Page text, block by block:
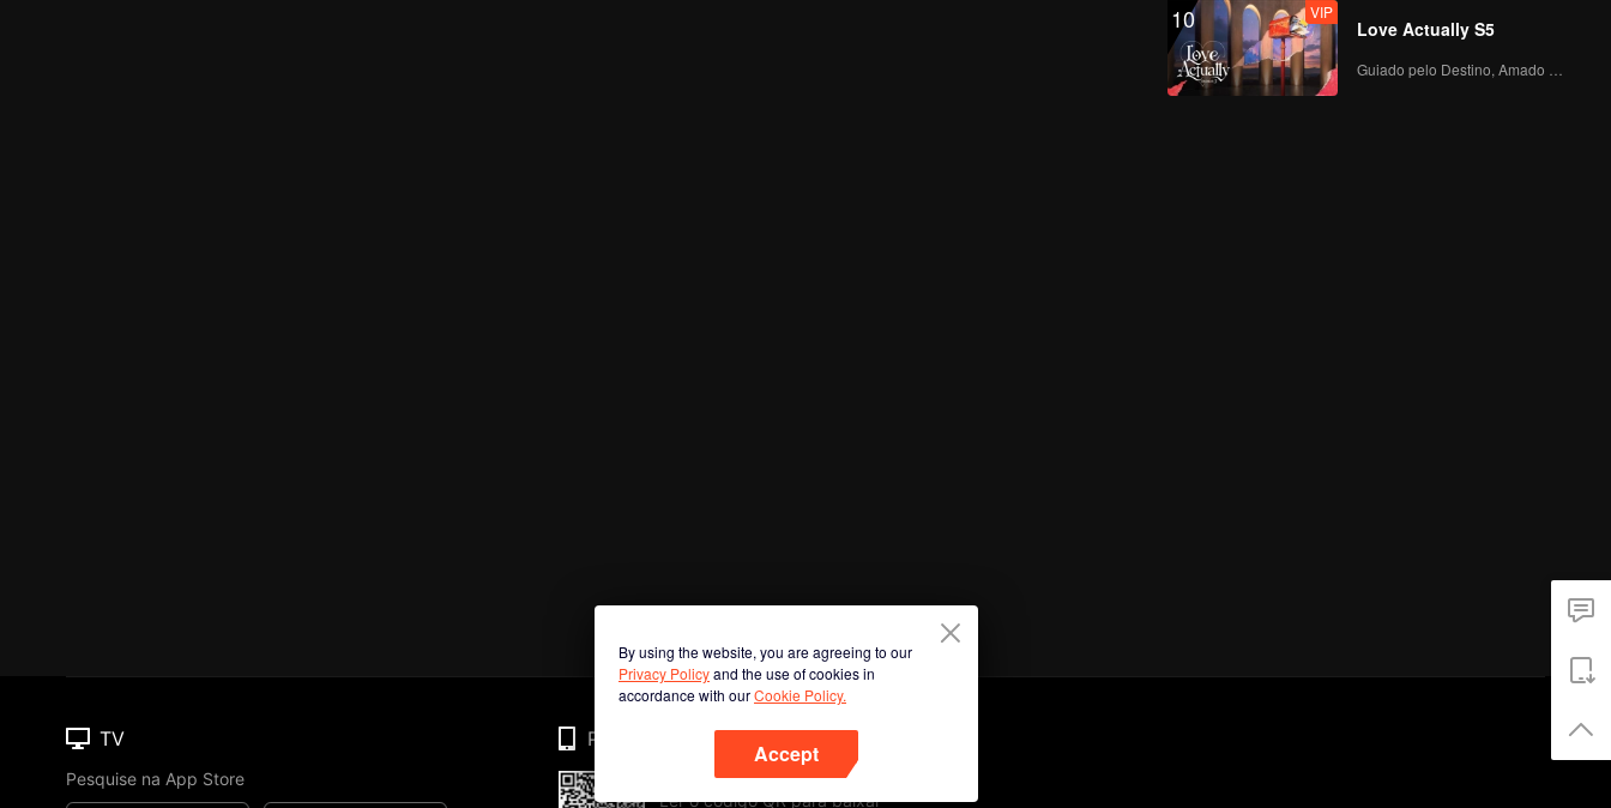
10 VIP
Love Actually S5
By using the website, you are agreeing to our
Privacy Policyand the use of cookies in
accordance with ourCookie Policy.
Accept
TV
Pesquise na App Store
Phone
Ler o código QR para baixar